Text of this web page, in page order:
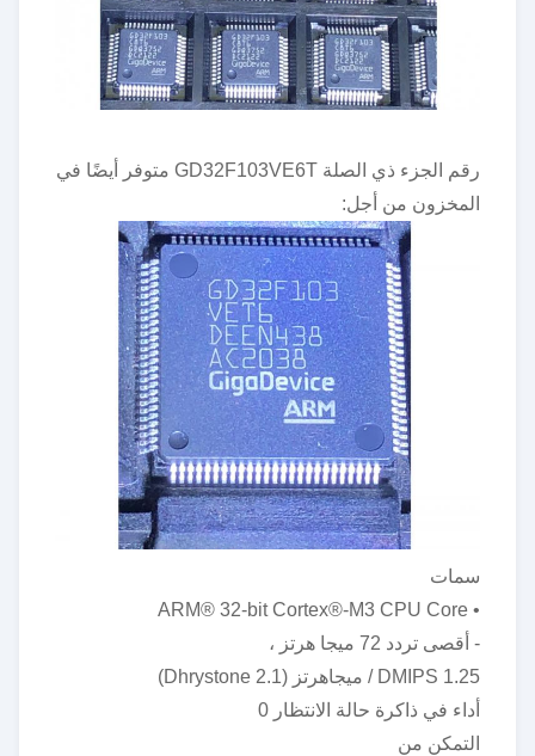
رقم الجزء ذي الصلة GD32F103VE6T متوفر أيضًا في
المخزون من أجل:
سمات
• ARM® 32-bit Cortex®-M3 CPU Core
- أقصى تردد 72 ميجا هرتز ،
1.25 DMIPS / ميجاهرتز (Dhrystone 2.1)
أداء في ذاكرة حالة الانتظار 0
التمكن من